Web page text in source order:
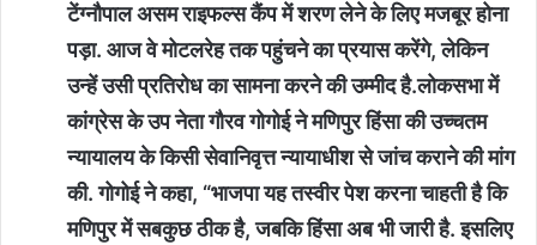
टेंग्नौपाल असम राइफल्स कैंप में शरण लेने के लिए मजबूर होना
पड़ा. आज वे मोटलरेह तक पहुंचने का प्रयास करेंगे, लेकिन
उन्हें उसी प्रतिरोध का सामना करने की उम्मीद है.लोकसभा में
कांग्रेस के उप नेता गौरव गोगोई ने मणिपुर हिंसा की उच्चतम
न्यायालय के किसी सेवानिवृत्त न्यायाधीश से जांच कराने की मांग
की. गोगोई ने कहा, “भाजपा यह तस्वीर पेश करना चाहती है कि
मणिपुर में सबकुछ ठीक है, जबकि हिंसा अब भी जारी है. इसलिए